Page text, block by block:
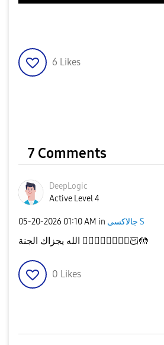
6 Likes
7 Comments
DeepLogic
Active Level 4
‎05-20-2026 01:10 AM in جالاكسى S
👌🏻👌🏻👌🏻👌🏻🤲🏻
0 Likes